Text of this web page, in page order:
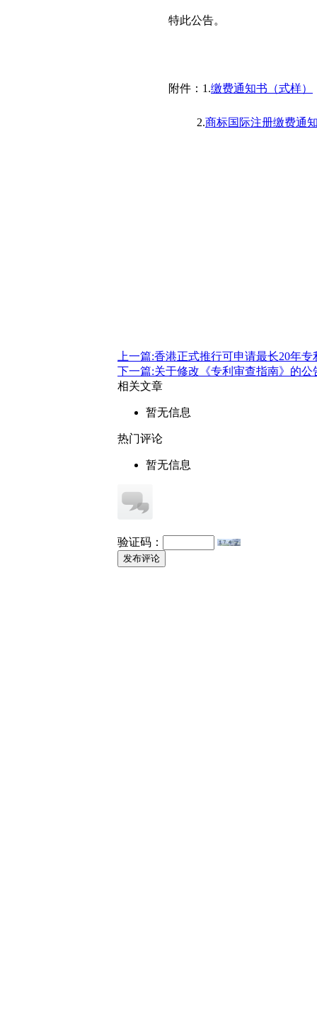
特此公告。
附件：1.缴费通知书（式样）
2.商标国际注册缴费通
上一篇:香港正式推行可申请最长20年
下一篇:关于修改《专利审查指南》的公
相关文章
暂无信息
热门评论
暂无信息
验证码：
发布评论